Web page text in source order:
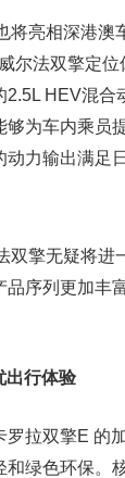
将亮相深港澳
尔法双擎定
HEV混合
为车内乘员
力输出满足
双擎无疑将进
品序列更加丰
出行体验
罗拉双擎E 的
绿色环保。